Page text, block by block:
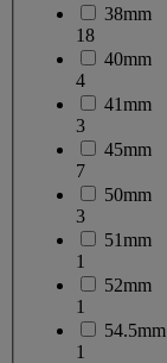
38mm
18
40mm
4
41mm
3
45mm
7
50mm
3
51mm
1
52mm
1
54.5mm
1